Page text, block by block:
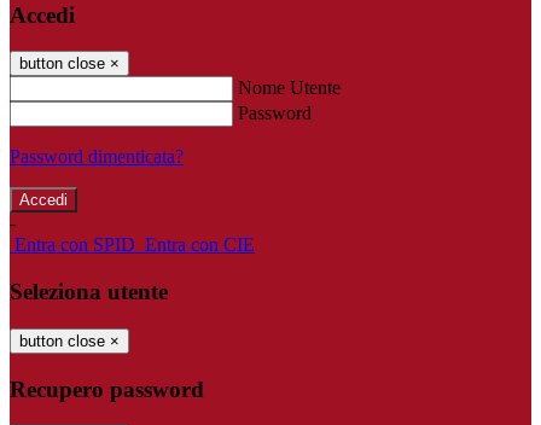
Accedi
button close ×
Nome Utente
Password
Password dimenticata?
-
Entra con SPID Entra con CIE
Seleziona utente
button close ×
Recupero password